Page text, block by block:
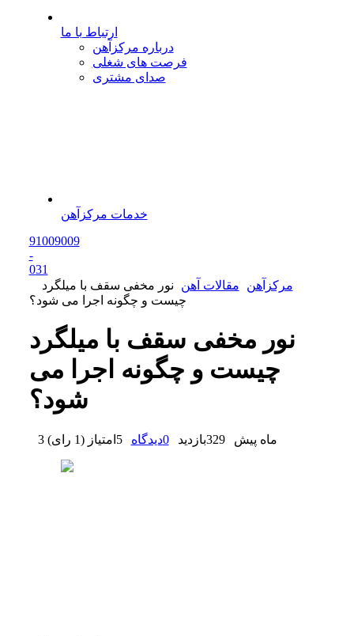
ارتباط با ما
درباره مرکزآهن
فرصت های شغلی
صدای مشتری
خدمات مرکزآهن
91009009
-
031
مرکزآهن
مقالات آهن
نور مخفی سقف با میلگرد
چیست و چگونه اجرا می شود؟
نور مخفی سقف با میلگرد
چیست و چگونه اجرا می
شود؟
3 ماه پیش 329بازدید 0دیدگاه 5 امتیاز (1 رای )